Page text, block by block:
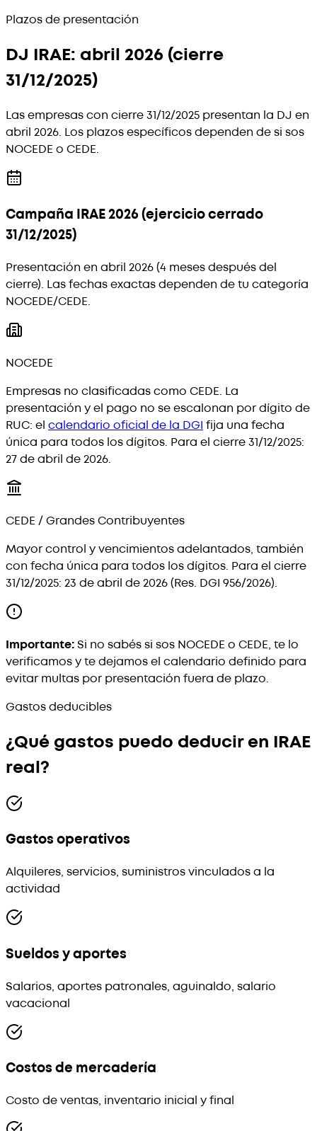
Plazos de presentación
DJ IRAE: abril 2026 (cierre
31/12/2025)
Las empresas con cierre 31/12/2025 presentan la DJ en
abril 2026. Los plazos específicos dependen de si sos
NOCEDE o CEDE.
Campaña IRAE 2026 (ejercicio cerrado
31/12/2025)
Presentación en abril 2026 (4 meses después del
cierre). Las fechas exactas dependen de tu categoría
NOCEDE/CEDE.
NOCEDE
Empresas no clasificadas como CEDE. La
presentación y el pago no se escalonan por dígito de
RUC: el calendario oficial de la DGI fija una fecha
única para todos los dígitos. Para el cierre 31/12/2025:
27 de abril de 2026.
CEDE / Grandes Contribuyentes
Mayor control y vencimientos adelantados, también
con fecha única para todos los dígitos. Para el cierre
31/12/2025: 23 de abril de 2026 (Res. DGI 956/2026).
Importante:Si no sabés si sos NOCEDE o CEDE, te lo
verificamos y te dejamos el calendario definido para
evitar multas por presentación fuera de plazo.
Gastos deducibles
¿Qué gastos puedo deducir en IRAE
real?
Gastos operativos
Alquileres, servicios, suministros vinculados a la
actividad
Sueldos y aportes
Salarios, aportes patronales, aguinaldo, salario
vacacional
Costos de mercadería
Costo de ventas, inventario inicial y final